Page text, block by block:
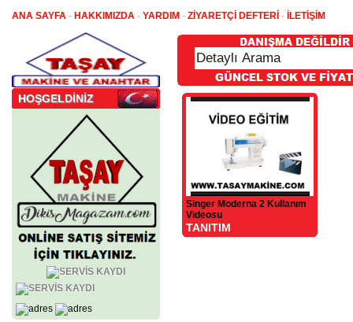
ANA SAYFA - HAKKIMIZDA - YARDIM - ZİYARETÇİ DEFTERİ - İLETİŞİM
HOŞGELDİNİZ
Singer Moderna 2 Kullanım
Videosu
TANITIM